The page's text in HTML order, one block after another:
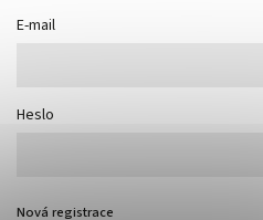
E-mail
Heslo
Nová registrace